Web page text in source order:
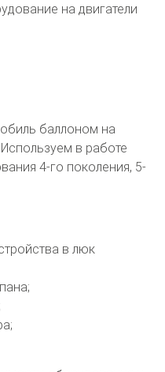
на двигатели
баллоном на
в работе
4-го поколения, 5-
в люк